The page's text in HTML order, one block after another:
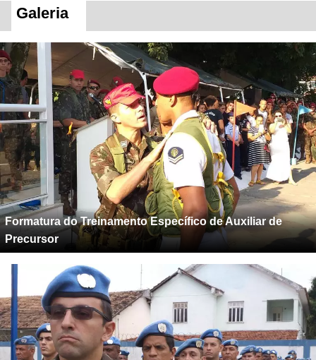
Galeria
Formatura do Treinamento Específico de Auxiliar de
Precursor